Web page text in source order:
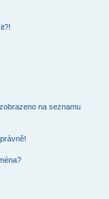
na seznamu